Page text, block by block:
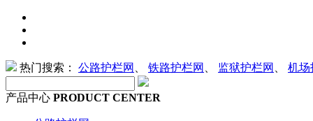
热门搜索： 公路护栏网 铁路护栏网 监狱护栏网 机场
产品中心 PRODUCT CENTER